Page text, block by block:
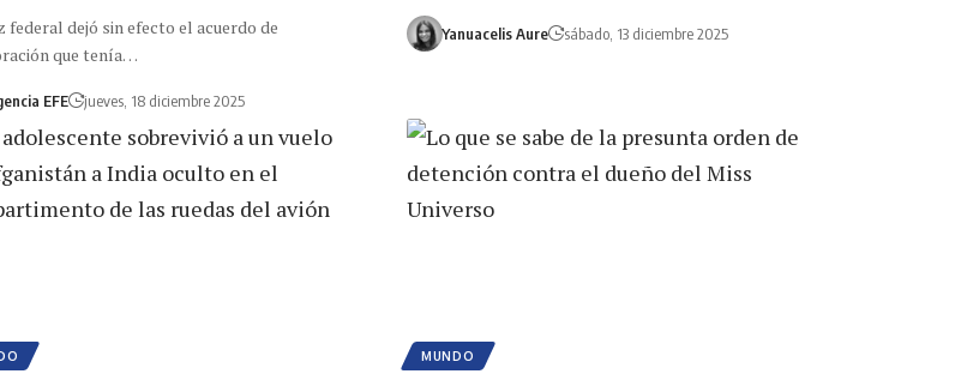
federal dejó sin efecto el acuerdo de
que tenía…
EFE jueves, 18 diciembre 2025
Yanuacelis Aure sábado, 13 diciembre 2025
MUNDO